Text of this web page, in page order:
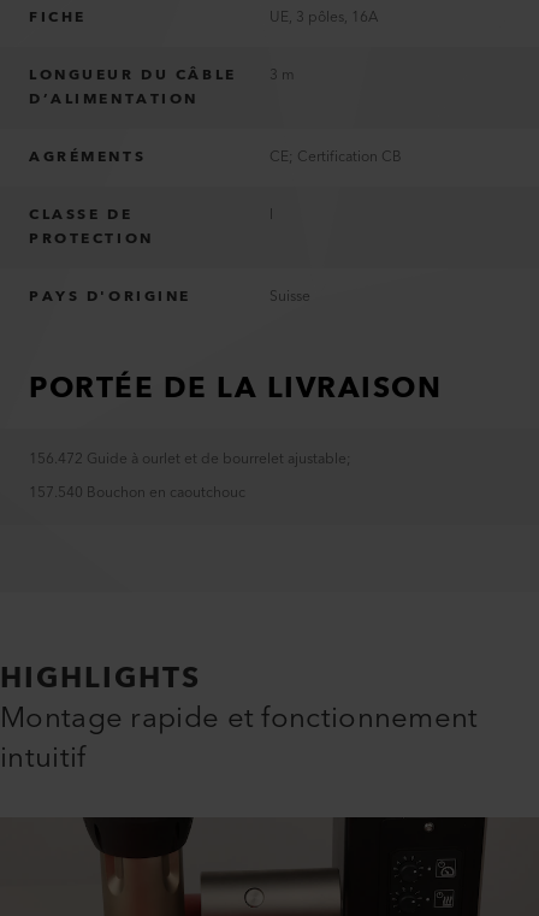
FICHE UE, 3 pôles, 16A
LONGUEUR DU CÂBLE
D’ALIMENTATION
3 m
AGRÉMENTS CE; Certification CB
CLASSE DE
PROTECTION
I
PAYS D'ORIGINE Suisse
PORTÉE DE LA LIVRAISON
156.472 Guide à ourlet et de bourrelet ajustable;
157.540 Bouchon en caoutchouc
HIGHLIGHTS
Montage rapide et fonctionnement
intuitif